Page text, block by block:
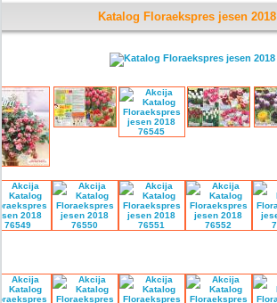
Katalog Floraekspres jesen 2018